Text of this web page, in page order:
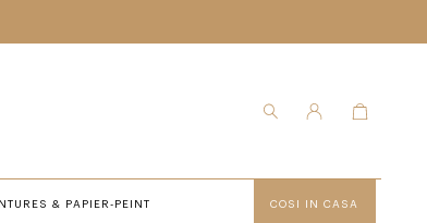
& PAPIER-PEINT COSI IN CASA